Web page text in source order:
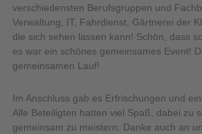
verschiedensten Berufsgruppen und
Verwaltung, IT, Fahrdienst, Gärtnerei der
die sich sehen lassen kann! Schön, dass
es war ein schönes gemeinsames Event!
gemeinsamen Lauf!
Im Anschluss gab es Erfrischungen und
Alle Beteiligten hatten viel Spaß, dabei zu
gemeinsam zu meistern. Danke auch an